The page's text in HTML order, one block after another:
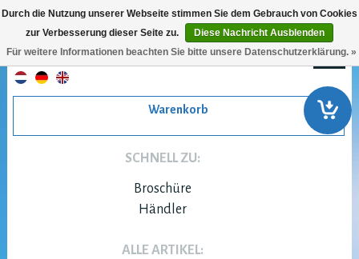
Warenkorb
SCHNELL ZU:
Broschüre
Händler
ALLE ARTIKEL:
Durch die Nutzung unserer Webseite stimmen Sie dem Gebrauch von Cookies
zur Verbesserung dieser Seite zu.
Diese Nachricht Ausblenden
Für weitere Informationen beachten Sie bitte unsere Datenschutzerklärung. »